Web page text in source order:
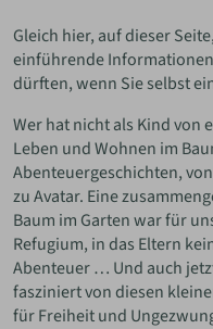
Gleich hier, auf dieser
einführende
dürften, wenn Sie selbst
Wer hat nicht als Kind von
Leben und Wohnen im
Abenteuergeschichten,
zu Avatar. Eine
Baum im Garten war für
Refugium, in das Eltern
Abenteuer … Und auch
fasziniert von diesen
für Freiheit und